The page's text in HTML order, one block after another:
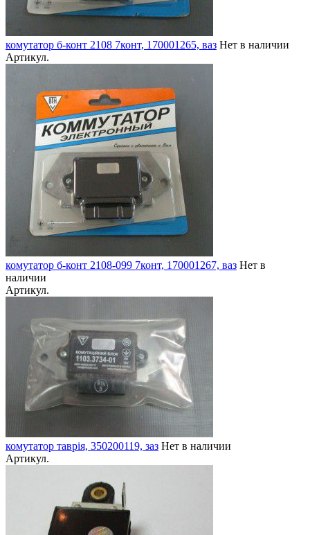
комутатор б-конт 2108 7конт, 170001265, ваз Нет в наличии
Артикул.
комутатор б-конт 2108-099 7конт, 170001267, ваз Нет в
наличии
Артикул.
комутатор таврія, 350200119, заз Нет в наличии
Артикул.